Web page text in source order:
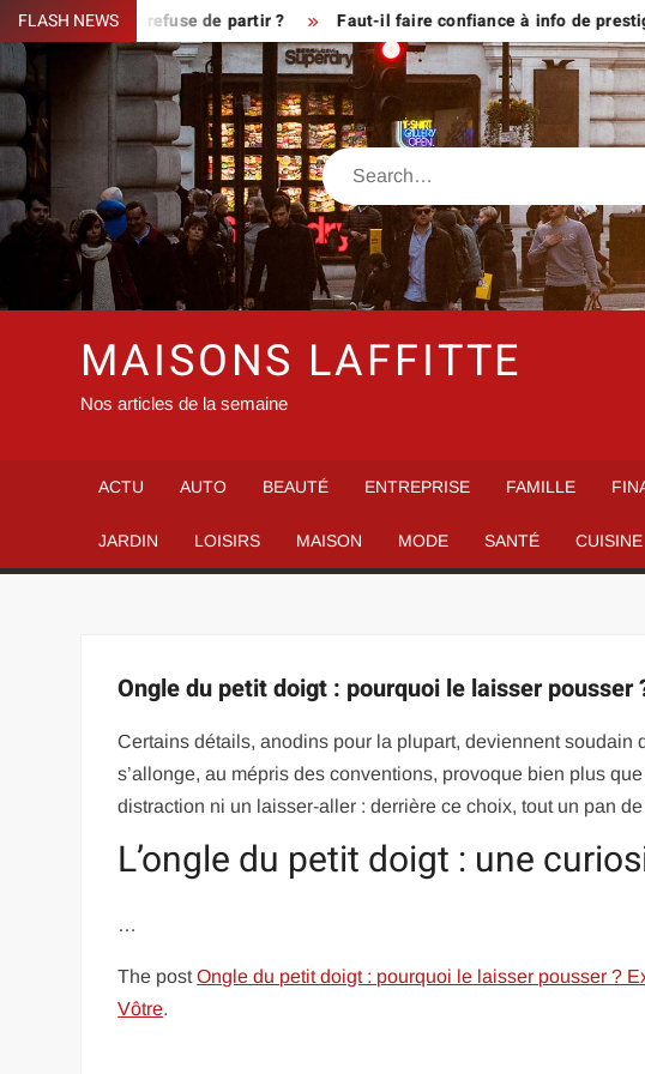
Skip
to
content
FLASH NEWS
le fermier refuse de partir ? Faut-il faire confiance à info de prestige
Search
MAISONS LAFFITTE
Nos articles de la semaine
ACTU AUTO BEAUTÉ ENTREPRISE FAMILLE
JARDIN LOISIRS MAISON MODE SANTÉ CUISINE
Ongle du petit doigt : pourquoi le laisser pousser
Certains détails, anodins pour la plupart, deviennent
s’allonge, au mépris des conventions, provoque bien plus
distraction ni un laisser-aller : derrière ce choix, tout un pan
L’ongle du petit doigt : une
…
The postOngle du petit doigt : pourquoi le laisser pousser ?
Vôtre.